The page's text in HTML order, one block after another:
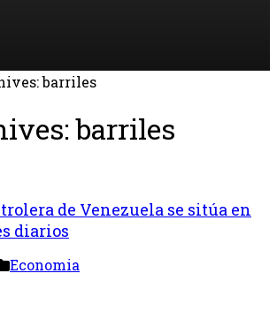
barriles
barriles
de Venezuela se sitúa en
diarios
Economia